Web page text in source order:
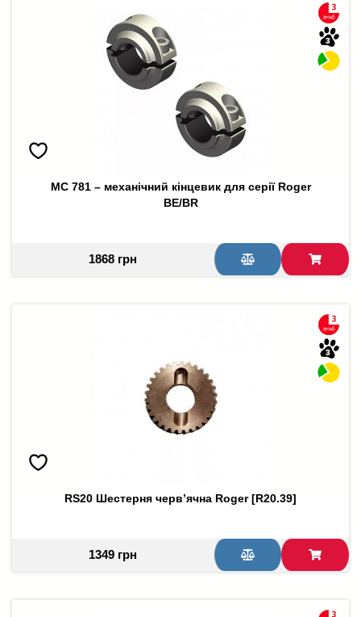
MC 781 – механічний кінцевик для серії Roger
ВЕ/BR
1868 грн
RS20 Шестерня черв’ячна Roger [R20.39]
1349 грн